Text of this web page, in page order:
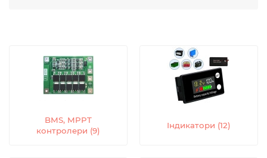
BMS, MPPT
контролери (9)
Індикатори (12)